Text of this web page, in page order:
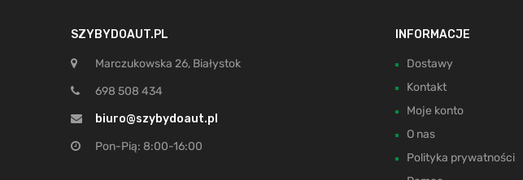
SZYBYDOAUT.PL
Marczukowska 26, Białystok
698 508 434
biuro@szybydoaut.pl
Pon-Pią: 8:00-16:00
INFORMACJE
Dostawy
Kontakt
Moje konto
O nas
Polityka prywatności